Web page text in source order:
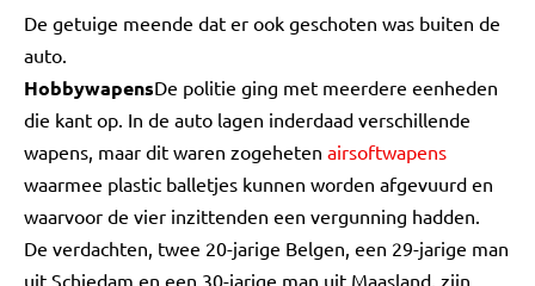
De getuige meende dat er ook geschoten was buiten de
auto.
HobbywapensDe politie ging met meerdere eenheden
die kant op. In de auto lagen inderdaad verschillende
wapens, maar dit waren zogeheten airsoftwapens
waarmee plastic balletjes kunnen worden afgevuurd en
waarvoor de vier inzittenden een vergunning hadden.
De verdachten, twee 20-jarige Belgen, een 29-jarige man
uit Schiedam en een 30-jarige man uit Maasland, zijn